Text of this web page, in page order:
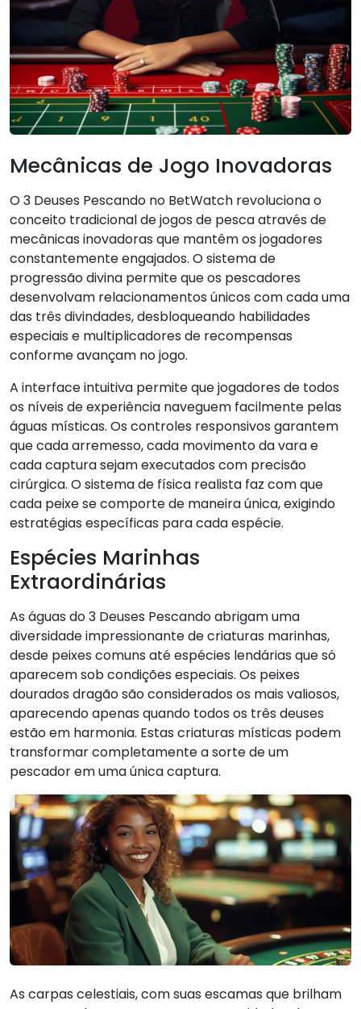
Mecânicas de Jogo Inovadoras
O 3 Deuses Pescando no BetWatch revoluciona o
conceito tradicional de jogos de pesca através de
mecânicas inovadoras que mantêm os jogadores
constantemente engajados. O sistema de
progressão divina permite que os pescadores
desenvolvam relacionamentos únicos com cada uma
das três divindades, desbloqueando habilidades
especiais e multiplicadores de recompensas
conforme avançam no jogo.
A interface intuitiva permite que jogadores de todos
os níveis de experiência naveguem facilmente pelas
águas místicas. Os controles responsivos garantem
que cada arremesso, cada movimento da vara e
cada captura sejam executados com precisão
cirúrgica. O sistema de física realista faz com que
cada peixe se comporte de maneira única, exigindo
estratégias específicas para cada espécie.
Espécies Marinhas
Extraordinárias
As águas do 3 Deuses Pescando abrigam uma
diversidade impressionante de criaturas marinhas,
desde peixes comuns até espécies lendárias que só
aparecem sob condições especiais. Os peixes
dourados dragão são considerados os mais valiosos,
aparecendo apenas quando todos os três deuses
estão em harmonia. Estas criaturas místicas podem
transformar completamente a sorte de um
pescador em uma única captura.
As carpas celestiais, com suas escamas que brilham